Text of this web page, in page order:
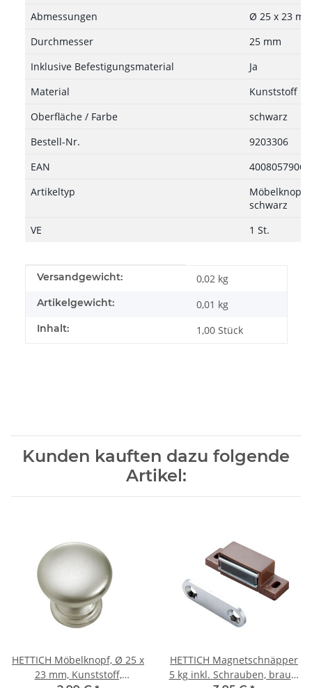
Abmessungen
Ø 25 x 23
Durchmesser
25 mm
Inklusive Befestigungsmaterial
Ja
Material
Kunststoff
Oberfläche / Farbe
schwarz
Bestell-Nr.
9203306
EAN
Artikeltyp
Möbelknopf,
schwarz
VE
1 St.
Produkteigenschaft
Wert
Versandgewicht: 0,02 kg
Artikelgewicht: 0,01 kg
Inhalt: 1,00 Stück
Kunden kauften dazu folgende
Artikel:
HETTICH Möbelknopf, Ø 25 x
23 mm, Kunststoff,
HETTICH Magnetschnäpper
5 kg inkl. Schrauben, braun,